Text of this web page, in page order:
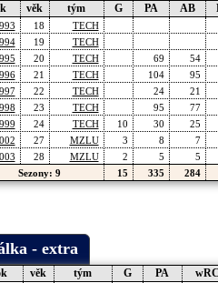
věk tým G PA AB
18
TECH
19
TECH
20 TECH 69
54
21 TECH 104
95
22 TECH 24
21
23 TECH 95
77
24 TECH 10 30
25
27 MZLU 3 8
7
28 MZLU 2 5
5
Sezony: 9
15 335 284
- extra
věk tým G PA